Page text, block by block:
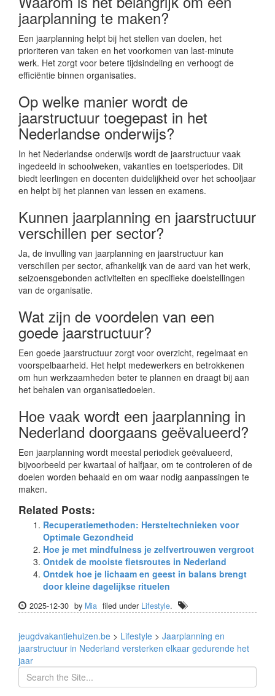
jaarplanning te maken?
Een jaarplanning helpt bij het stellen van doelen, het
prioriteren van taken en het voorkomen van last-minute
werk. Het zorgt voor betere tijdsindeling en verhoogt de
efficiëntie binnen organisaties.
Op welke manier wordt de
jaarstructuur toegepast in het
Nederlandse onderwijs?
In het Nederlandse onderwijs wordt de jaarstructuur vaak
ingedeeld in schoolweken, vakanties en toetsperiodes. Dit
biedt leerlingen en docenten duidelijkheid over het schooljaar
en helpt bij het plannen van lessen en examens.
Kunnen jaarplanning en jaarstructuur
verschillen per sector?
Ja, de invulling van jaarplanning en jaarstructuur kan
verschillen per sector, afhankelijk van de aard van het werk,
seizoensgebonden activiteiten en specifieke doelstellingen
van de organisatie.
Wat zijn de voordelen van een
goede jaarstructuur?
Een goede jaarstructuur zorgt voor overzicht, regelmaat en
voorspelbaarheid. Het helpt medewerkers en betrokkenen
om hun werkzaamheden beter te plannen en draagt bij aan
het behalen van organisatiedoelen.
Hoe vaak wordt een jaarplanning in
Nederland doorgaans geëvalueerd?
Een jaarplanning wordt meestal periodiek geëvalueerd,
bijvoorbeeld per kwartaal of halfjaar, om te controleren of de
doelen worden behaald en om waar nodig aanpassingen te
maken.
Related Posts:
Recuperatiemethoden: Hersteltechnieken voor
Optimale Gezondheid
Hoe je met mindfulness je zelfvertrouwen vergroot
Ontdek de mooiste fietsroutes in Nederland
Ontdek hoe je lichaam en geest in balans brengt
door kleine dagelijkse rituelen
2025-12-30 by Mia filed under Lifestyle.
jeugdvakantiehuizen.be > Lifestyle > Jaarplanning en
jaarstructuur in Nederland versterken elkaar gedurende het
jaar